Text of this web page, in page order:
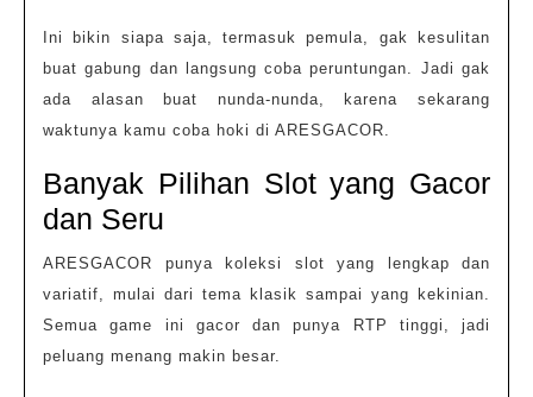
Ini bikin siapa saja, termasuk pemula, gak kesulitan
buat gabung dan langsung coba peruntungan. Jadi gak
ada alasan buat nunda-nunda, karena sekarang
waktunya kamu coba hoki di ARESGACOR.
Banyak Pilihan Slot yang Gacor
dan Seru
ARESGACOR punya koleksi slot yang lengkap dan
variatif, mulai dari tema klasik sampai yang kekinian.
Semua game ini gacor dan punya RTP tinggi, jadi
peluang menang makin besar.